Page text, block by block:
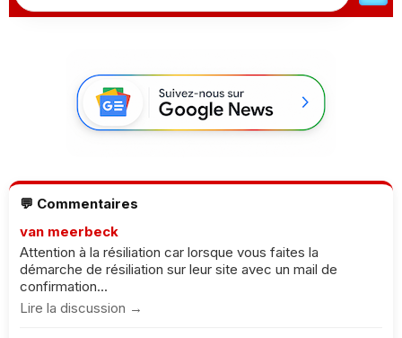
💬 Commentaires
van meerbeck
Attention à la résiliation car lorsque vous faites la
démarche de résiliation sur leur site avec un mail de
confirmation...
Lire la discussion →